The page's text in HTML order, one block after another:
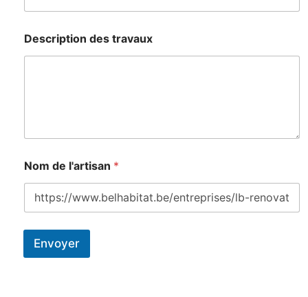
Description des travaux
Nom de l'artisan *
Envoyer